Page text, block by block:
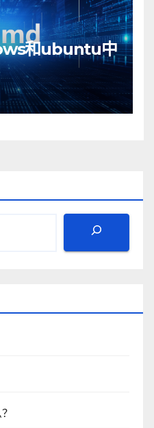
和ubuntu中